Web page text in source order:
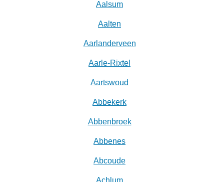
Aalsum
Aalten
Aarlanderveen
Aarle-Rixtel
Aartswoud
Abbekerk
Abbenbroek
Abbenes
Abcoude